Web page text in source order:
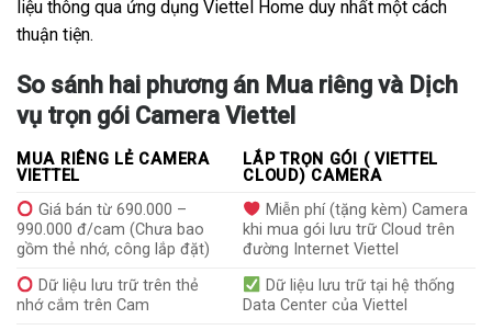
liệu thông qua ứng dụng Viettel Home duy nhất một cách
thuận tiện.
So sánh hai phương án Mua riêng và Dịch
vụ trọn gói Camera Viettel
MUA RIÊNG LẺ CAMERA
VIETTEL
LẮP TRỌN GÓI ( VIETTEL
CLOUD) CAMERA
Giá bán từ 690.000 –
990.000 đ/cam (Chưa bao
gồm thẻ nhớ, công lắp đặt)
Miễn phí (tặng kèm) Camera
khi mua gói lưu trữ Cloud trên
đường Internet Viettel
Dữ liệu lưu trữ trên thẻ
nhớ cắm trên Cam
Dữ liệu lưu trữ tại hệ thống
Data Center của Viettel